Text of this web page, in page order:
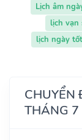
Lịch âm
lịch
lịch ngày
CHUYỂN
THÁNG